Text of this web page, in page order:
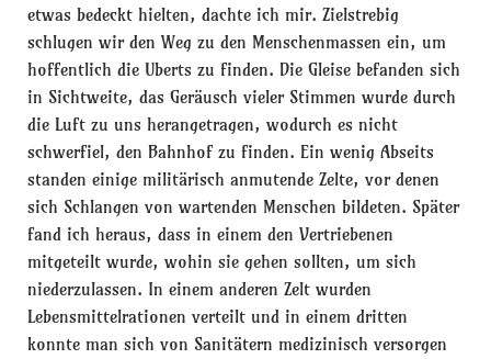
etwas bedeckt hielten, dachte ich mir. Zielstrebig
schlugen wir den Weg zu den Menschenmassen ein, um
hoffentlich die Uberts zu finden. Die Gleise befanden sich
in Sichtweite, das Geräusch vieler Stimmen wurde durch
die Luft zu uns herangetragen, wodurch es nicht
schwerfiel, den Bahnhof zu finden. Ein wenig Abseits
standen einige militärisch anmutende Zelte, vor denen
sich Schlangen von wartenden Menschen bildeten. Später
fand ich heraus, dass in einem den Vertriebenen
mitgeteilt wurde, wohin sie gehen sollten, um sich
niederzulassen. In einem anderen Zelt wurden
Lebensmittelrationen verteilt und in einem dritten
konnte man sich von Sanitätern medizinisch versorgen